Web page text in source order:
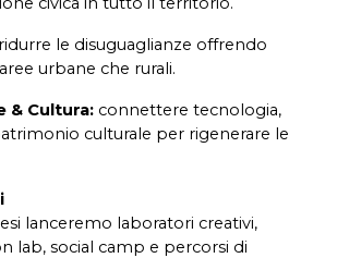
ridurre le disuguaglianze offrendo
urbane che rurali.
& Cultura: connettere tecnologia,
culturale per rigenerare le
lanceremo laboratori creativi,
lab, social camp e percorsi di